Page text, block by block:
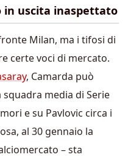
in uscita inaspettato
Milan, ma i tifosi di
certe voci di mercato.
, Camarda può
media di Serie
e su Pavlovic circa i
al 30 gennaio la
– sta